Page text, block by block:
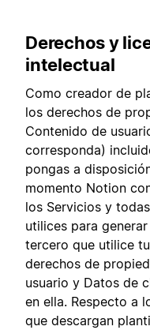
Derechos y
intelectual
Como creador de
los derechos de
Contenido de
corresponda)
pongas a
momento Notion
los Servicios y
utilices para
tercero que utilice
derechos de
usuario y Datos de
en ella. Respecto a
que descargan